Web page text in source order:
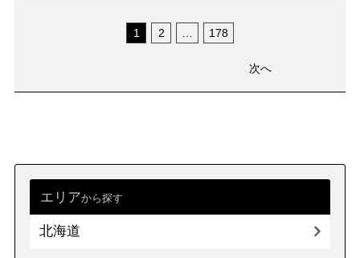
エリアから探す
北海道
1 2 178
次へ